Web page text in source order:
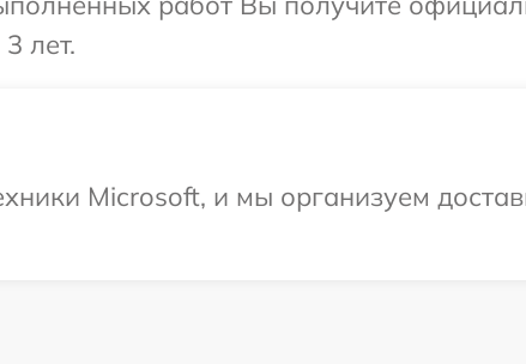
лет.
Microsoft, и мы организуем